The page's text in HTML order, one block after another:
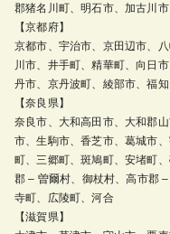
郡猪名川町、明石市、加古川
【京都府】
京都市、宇治市、京田辺市、
川市、井手町、精華町、向日
丹市、京丹波町、綾部市、福
【奈良県】
奈良市、大和高田市、大和郡
市、生駒市、香芝市、葛城市
町、三郷町、斑鳩町、安堵町
郡 – 曽爾村、御杖村、高市郡
寺町、広陵町、河合
【滋賀県】